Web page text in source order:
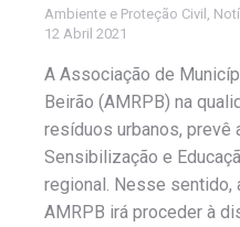
Ambiente e Proteção Civil ,
12 Abril 2021
A Associação de
Beirão (AMRPB) na
resíduos urbanos, prevê
Sensibilização e
regional. Nesse sentido,
AMRPB irá proceder à